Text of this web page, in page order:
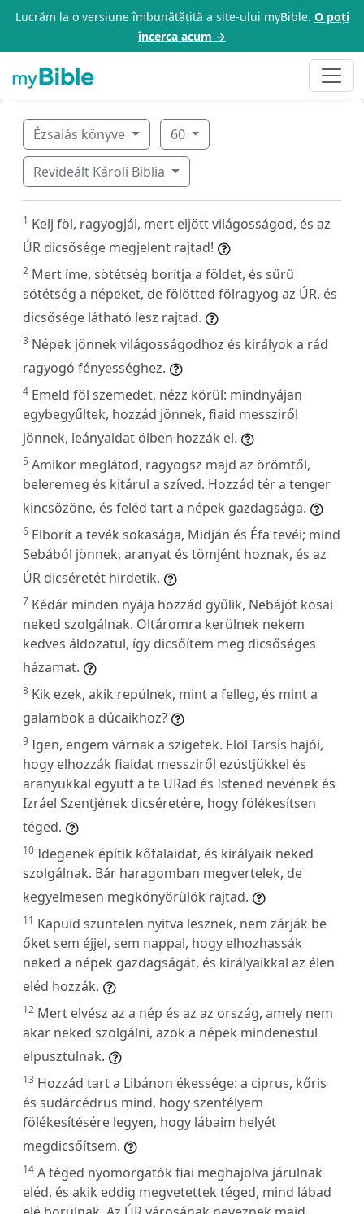
Lucrăm la o versiune îmbunătățită a site-ului myBible. O poți
încerca acum →
Ézsaiás könyve 60
Revideált Károli Biblia
1 Kelj föl, ragyogjál, mert eljött világosságod, és az
ÚR dicsősége megjelent rajtad!
2 Mert íme, sötétség borítja a földet, és sűrű
sötétség a népeket, de fölötted fölragyog az ÚR, és
dicsősége látható lesz rajtad.
3 Népek jönnek világosságodhoz és királyok a rád
ragyogó fényességhez.
4 Emeld föl szemedet, nézz körül: mindnyájan
egybegyűltek, hozzád jönnek, fiaid messziről
jönnek, leányaidat ölben hozzák el.
5 Amikor meglátod, ragyogsz majd az örömtől,
beleremeg és kitárul a szíved. Hozzád tér a tenger
kincsözöne, és feléd tart a népek gazdagsága.
6 Elborít a tevék sokasága, Midján és Éfa tevéi; mind
Sebából jönnek, aranyat és tömjént hoznak, és az
ÚR dicséretét hirdetik.
7 Kédár minden nyája hozzád gyűlik, Nebájót kosai
neked szolgálnak. Oltáromra kerülnek nekem
kedves áldozatul, így dicsőítem meg dicsőséges
házamat.
8 Kik ezek, akik repülnek, mint a felleg, és mint a
galambok a dúcaikhoz?
9 Igen, engem várnak a szigetek. Elöl Tarsís hajói,
hogy elhozzák fiaidat messziről ezüstjükkel és
aranyukkal együtt a te URad és Istened nevének és
Izráel Szentjének dicséretére, hogy fölékesítsen
téged.
10 Idegenek építik kőfalaidat, és királyaik neked
szolgálnak. Bár haragomban megvertelek, de
kegyelmesen megkönyörülök rajtad.
11 Kapuid szüntelen nyitva lesznek, nem zárják be
őket sem éjjel, sem nappal, hogy elhozhassák
neked a népek gazdagságát, és királyaikkal az élen
eléd hozzák.
12 Mert elvész az a nép és az az ország, amely nem
akar neked szolgálni, azok a népek mindenestül
elpusztulnak.
13 Hozzád tart a Libánon ékessége: a ciprus, kőris
és sudárcédrus mind, hogy szentélyem
fölékesítésére legyen, hogy lábaim helyét
megdicsőítsem.
14 A téged nyomorgatók fiai meghajolva járulnak
eléd, és akik eddig megvetettek téged, mind lábad